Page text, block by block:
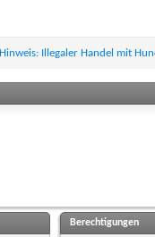
Illegaler Handel mit
Berechtigungen